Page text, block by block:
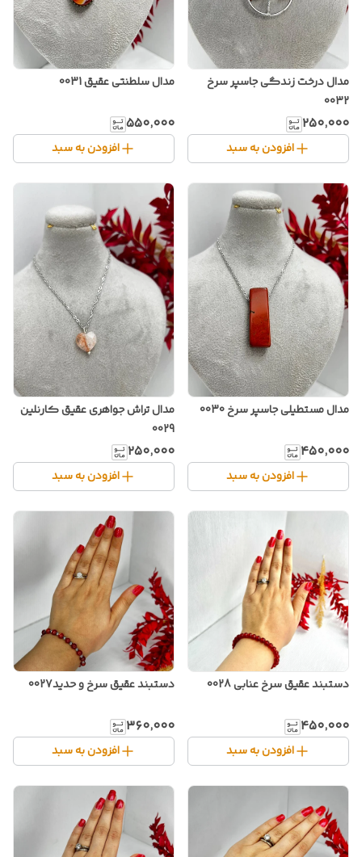
مدال درخت زندگی جاسپر سرخ
0032
۲۵۰٬۰۰۰
افزودن به سبد
مدال سلطنتی عقیق 0031
۵۵۰٬۰۰۰
افزودن به سبد
مدال مستطیلی جاسپر سرخ 0030
۴۵۰٬۰۰۰
افزودن به سبد
مدال تراش جواهری عقیق کارنلین
0029
۲۵۰٬۰۰۰
افزودن به سبد
دستبند عقیق سرخ عنابی 0028
۴۵۰٬۰۰۰
افزودن به سبد
دستبند عقیق سرخ و حدید0027
۳۶۰٬۰۰۰
افزودن به سبد